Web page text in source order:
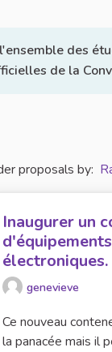
des
de la
proposals by:
Inaugurer un
électroniques.
genevieve
Ce nouveau
la panacée mais il